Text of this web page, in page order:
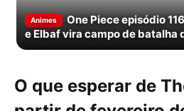
Animes
One Piece episódio
e Elbaf vira campo de batalha
O que esperar de